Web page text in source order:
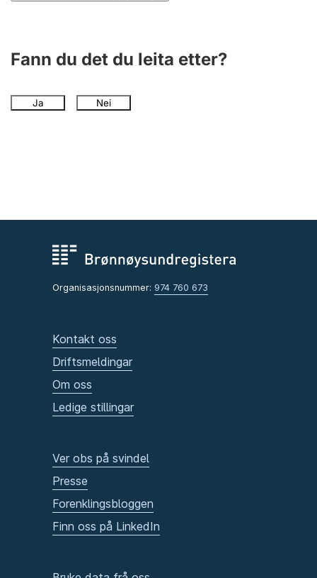
Fann du det du leita etter?
Ja Nei
Organisasjonsnummer: 974 760 673
Kontakt oss
Driftsmeldingar
Om oss
Ledige stillingar
Ver obs på svindel
Presse
Forenklingsbloggen
Finn oss på LinkedIn